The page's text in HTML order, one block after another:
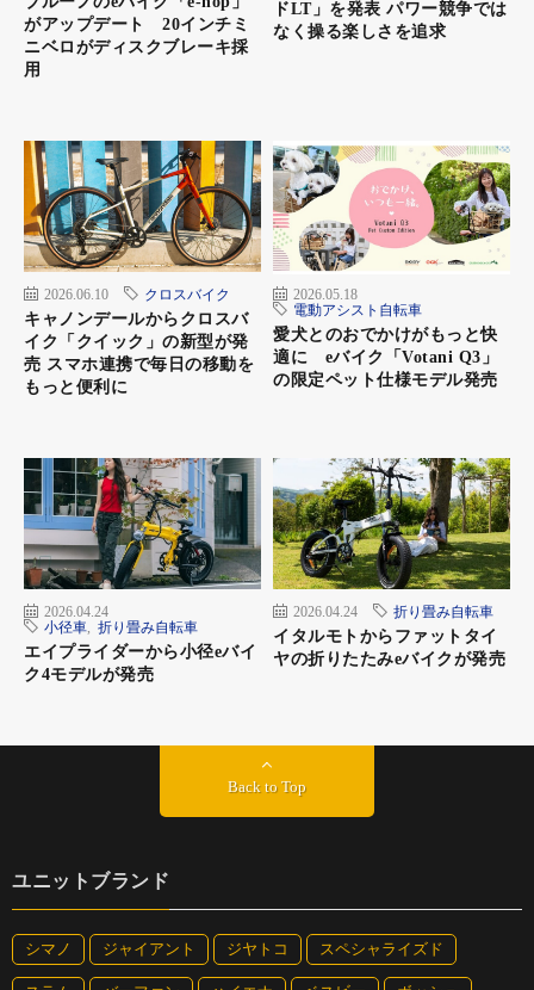
がアップデート 20インチミ
ニベロがディスクブレーキ採
用
ドLT」を発表 パワー競争では
なく操る楽しさを追求
2026.06.10 クロスバイク
キャノンデールからクロスバ
イク「クイック」の新型が発
売 スマホ連携で毎日の移動を
もっと便利に
2026.05.18
電動アシスト自転車
愛犬とのおでかけがもっと快
適に eバイク「Votani Q3」
の限定ペット仕様モデル発売
2026.04.24
小径車
折り畳み自転車
エイプライダーから小径eバイ
ク4モデルが発売
2026.04.24 折り畳み自転車
イタルモトからファットタイ
ヤの折りたたみeバイクが発売
Back to Top
ユニットブランド
シマノ ジャイアント ジヤトコ スペシャライズド